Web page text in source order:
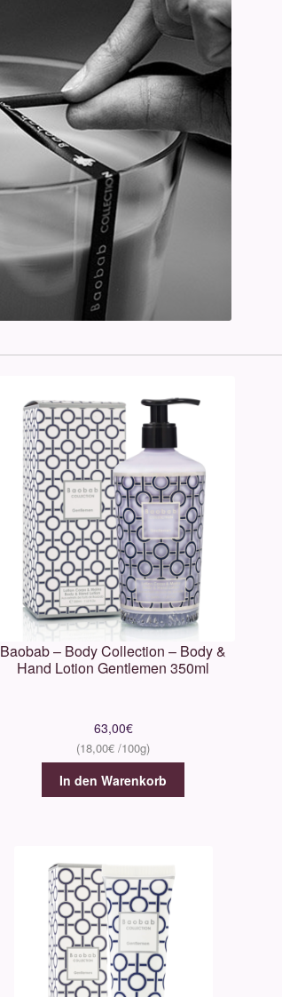
Baobab – Body Collection – Body &
Hand Lotion Gentlemen 350ml
63,00€
18,00€
In den Warenkorb